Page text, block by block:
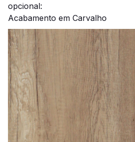
opcional:
Acabamento em Carvalho